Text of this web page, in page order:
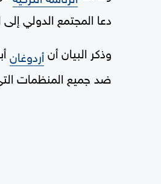
دعا المجتمع الدولي
وذكر البيان أنأردوغان
ضد جميع المنظمات